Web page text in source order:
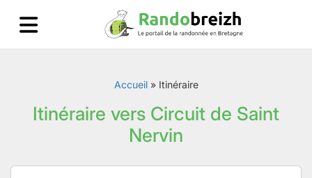
Accueil» Itinéraire
Itinéraire vers Circuit de Saint
Nervin